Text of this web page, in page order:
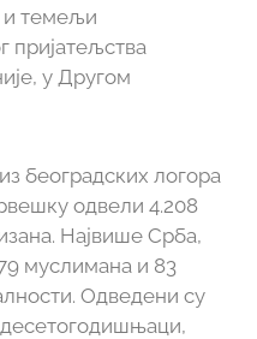
темељи
пријатељства
у Другом
београдских логора
одвели 4.208
Највише Срба,
муслимана и 83
Одведени су